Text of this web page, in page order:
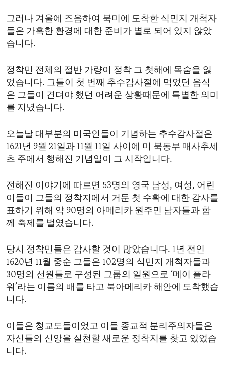
ECONOMY AND TRADE
ENVIRONMENT AND HEALTH
그러나 겨울에 즈음하여 북미에 도착한 식민지 개척자
들은 가혹한 환경에 대한 준비가 별로 되어 있지 않았
습니다.
정착민 전체의 절반 가량이 정착 그 첫해에 목숨을 잃
었습니다. 그들이 첫 번째 추수감사절에 먹었던 음식
은 그들이 견뎌야 했던 어려운 상황때문에 특별한 의미
를 지녔습니다.
오늘날 대부분의 미국인들이 기념하는 추수감사절은
1621년 9월 21일과 11월 11일 사이에 미 북동부 매사추세
츠 주에서 행해진 기념일이 그 시작입니다.
전해진 이야기에 따르면 53명의 영국 남성, 여성, 어린
이들이 그들의 정착지에서 거둔 첫 수확에 대한 감사를
표하기 위해 약 90명의 아메리카 원주민 남자들과 함
께 축제를 벌였습니다.
당시 정착민들은 감사할 것이 많았습니다. 1년 전인
1620년 11월 중순 그들은 102명의 식민지 개척자들과
30명의 선원들로 구성된 그룹의 일원으로 ‘메이 플라
워’라는 이름의 배를 타고 북아메리카 해안에 도착했습
니다.
이들은 청교도들이었고 이들 종교적 분리주의자들은
자신들의 신앙을 실천할 새로운 정착지를 찾고 있었습
니다.